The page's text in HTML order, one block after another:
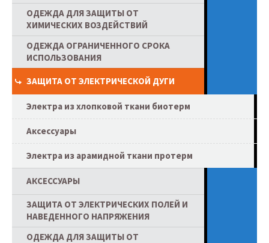
ОДЕЖДА ДЛЯ ЗАЩИТЫ ОТ
ХИМИЧЕСКИХ ВОЗДЕЙСТВИЙ
ОДЕЖДА ОГРАНИЧЕННОГО СРОКА
ИСПОЛЬЗОВАНИЯ
ЗАЩИТА ОТ ЭЛЕКТРИЧЕСКОЙ ДУГИ
Электра из хлопковой ткани биотерм
Аксессуары
Электра из арамидной ткани протерм
АКСЕССУАРЫ
ЗАЩИТА ОТ ЭЛЕКТРИЧЕСКИХ ПОЛЕЙ И
НАВЕДЕННОГО НАПРЯЖЕНИЯ
ОДЕЖДА ДЛЯ ЗАЩИТЫ ОТ